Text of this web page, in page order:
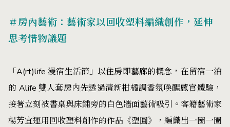
＃房內藝術：藝術家以回收塑料編織創作，延伸
思考惜物議題
「A(rt)life 漫宿生活節」以住房即藝廊的概念，在留宿一泊
的 Alife 雙人套房內先透過清新柑橘調香氛喚醒感官體驗，
接著立刻被書桌與床鋪旁的白色牆面藝術吸引。客籍藝術家
楊芳宜運用回收塑料創作的作品《塑圓》，編織出一圈一圈